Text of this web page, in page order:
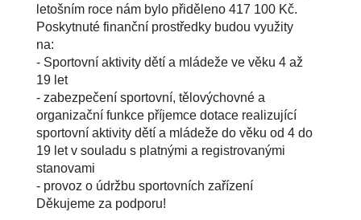
letošním roce nám bylo přiděleno 417 100 Kč.
Poskytnuté finanční prostředky budou využity
na:
- Sportovní aktivity dětí a mládeže ve věku 4 až
19 let
- zabezpečení sportovní, tělovýchovné a
organizační funkce příjemce dotace realizující
sportovní aktivity dětí a mládeže do věku od 4 do
19 let v souladu s platnými a registrovanými
stanovami
- provoz o údržbu sportovních zařízení
Děkujeme za podporu!